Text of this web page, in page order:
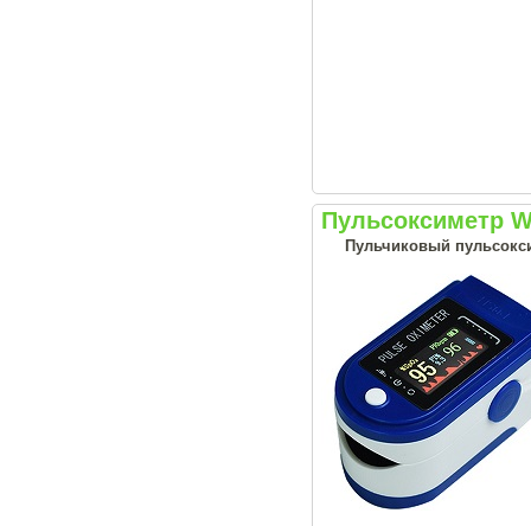
Пульсоксиметр
Пульчиковый